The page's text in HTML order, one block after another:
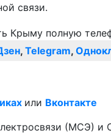
связи.
, Telegram,
или Вконтакте
(МСЭ) и